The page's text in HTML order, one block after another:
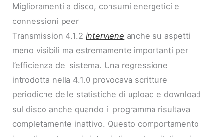
Miglioramenti a disco, consumi energetici e
connessioni peer
Transmission 4.1.2interviene anche su aspetti
meno visibili ma estremamente importanti per
l’efficienza del sistema. Una regressione
introdotta nella 4.1.0 provocava scritture
periodiche delle statistiche di upload e download
sul disco anche quando il programma risultava
completamente inattivo. Questo comportamento